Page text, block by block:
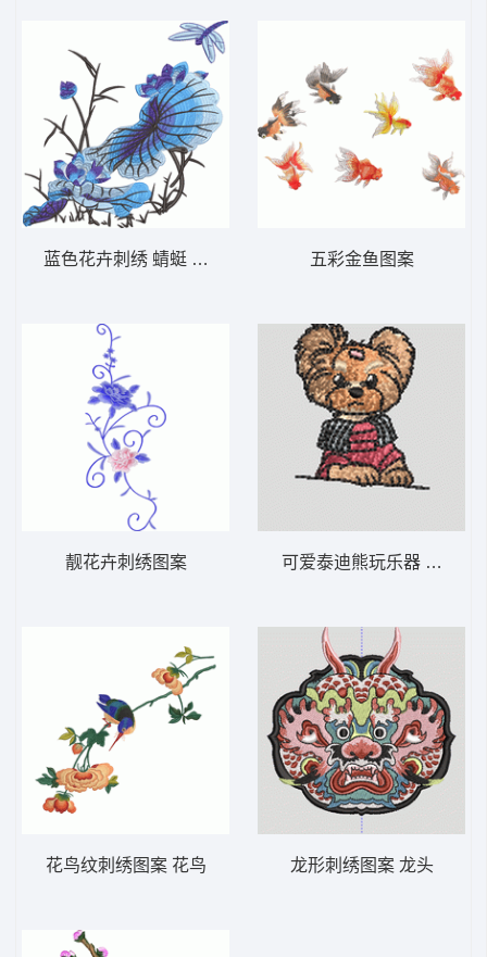
蓝色花卉刺绣 蜻蜓 荷叶
靓花卉刺绣图案
花鸟纹刺绣图案 花鸟
五彩金鱼图案
可爱泰迪熊玩乐器 狗 插针
龙形刺绣图案 龙头